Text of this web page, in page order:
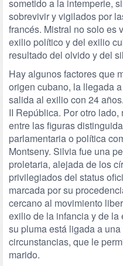
sometido a la intemperie,
sobrevivir y vigilados por
francés. Mistral no solo es
exilio político y del exilio
resultado del olvido y del
Hay algunos factores que
origen cubano, la llegada
salida al exilio con 24
II República. Por otro
entre las figuras
parlamentaria o política
Montseny. Silvia fue una
proletaria, alejada de los
privilegiados del status
marcada por su
cercano al movimiento
exilio de la infancia y de la
su pluma está ligada a
circunstancias, que le
marido.